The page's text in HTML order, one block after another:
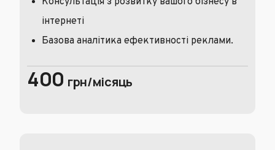
інтернеті
Базова аналітика ефективності реклами.
400 грн/місяць